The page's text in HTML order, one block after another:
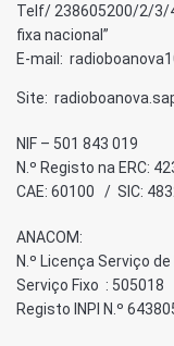
Telf/ 238605200/2/3/
fixa nacional”
E-mail:
Site:
NIF – 501 843 019
N.º Registo na ERC:
CAE: 60100 / SIC:
ANACOM:
N.º Licença Serviço
Serviço Fixo : 505018
Registo INPI N.º